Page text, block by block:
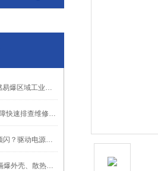
250W LED防爆泛光灯：易燃易爆区域工业固定照明装置
led防爆工厂灯频闪、不亮故障快速排查维修方法
工厂防爆LED灯亮度变暗、频闪？驱动电源故障检修方法
一文读懂40W防爆LED灯：隔爆外壳、散热、防爆认证原理